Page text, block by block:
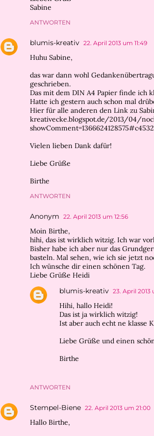
Sabine
ANTWORTEN
blumis-kreativ 22. April 2013 um 11:49
Huhu Sabine,
das war dann wohl
geschrieben.
Das mit dem DIN A4 Papier finde ich
Hatte ich gestern auch schon mal
Hier für alle anderen den Link zu
kreativecke.blogspot.de/2013/04/
Vielen lieben Dank dafür!
Liebe Grüße
Birthe
ANTWORTEN
Anonym 22. April 2013 um 12:56
Moin Birthe,
hihi, das ist wirklich witzig. Ich war
Bisher habe ich aber nur das
basteln. Mal sehen, wie ich sie jetzt
Ich wünsche dir einen schönen Tag.
Liebe Grüße Heidi
ANTWORTEN
blumis-kreativ 23. April 2013
Hihi, hallo Heidi!
Das ist ja wirklich witzig!
Ist aber auch echt ne klasse
Liebe Grüße und einen
Birthe
Stempel-Biene 22. April 2013 um 21:00
Hallo Birthe,